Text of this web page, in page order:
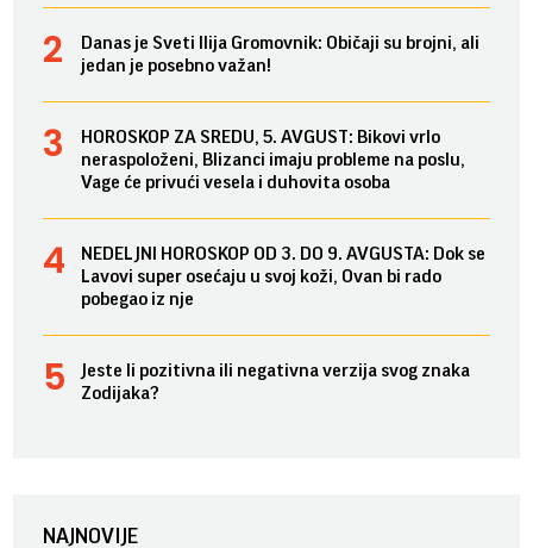
Danas je Sveti Ilija Gromovnik: Običaji su brojni, ali
jedan je posebno važan!
HOROSKOP ZA SREDU, 5. AVGUST: Bikovi vrlo
neraspoloženi, Blizanci imaju probleme na poslu,
Vage će privući vesela i duhovita osoba
NEDELJNI HOROSKOP OD 3. DO 9. AVGUSTA: Dok se
Lavovi super osećaju u svoj koži, Ovan bi rado
pobegao iz nje
Jeste li pozitivna ili negativna verzija svog znaka
Zodijaka?
NAJNOVIJE